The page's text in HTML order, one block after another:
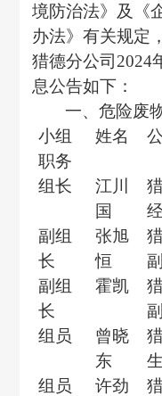
境防治法》及《
办法》有关规定
猎德分公司2024
息公告如下：
一、危险废
小组
职务
姓名
组长
江川
国
副组
长
张旭
恒
副组
长
霍凯
组员
曾晓
东
组员
许劲